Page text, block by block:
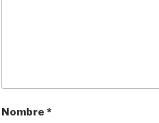
Nombre *